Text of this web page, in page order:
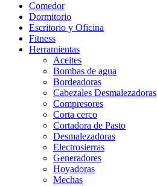
Comedor
Dormitorio
Escritorio y Oficina
Fitness
Herramientas
Aceites
Bombas de agua
Bordeadoras
Cabezales Desmalezadoras
Compresores
Corta cerco
Cortadora de Pasto
Desmalezadoras
Electrosierras
Generadores
Hoyadoras
Mechas